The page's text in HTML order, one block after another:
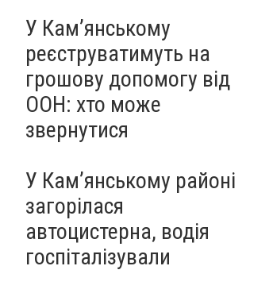
У Кам’янському
реєструватимуть на
грошову допомогу від
ООН: хто може
звернутися
У Кам’янському районі
загорілася
автоцистерна, водія
госпіталізували